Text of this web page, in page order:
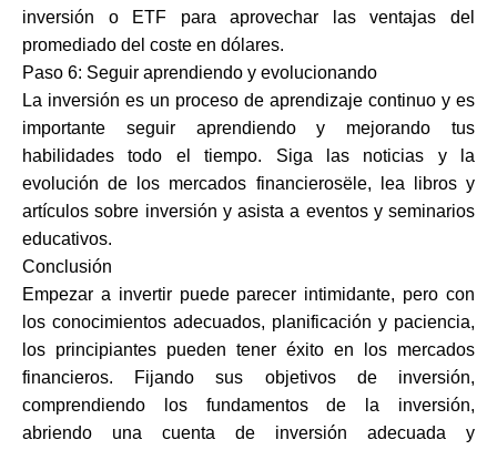
inversión o ETF para aprovechar las ventajas del
promediado del coste en dólares.
Paso 6: Seguir aprendiendo y evolucionando
La inversión es un proceso de aprendizaje continuo y es
importante seguir aprendiendo y mejorando tus
habilidades todo el tiempo. Siga las noticias y la
evolución de los mercados financierosële, lea libros y
artículos sobre inversión y asista a eventos y seminarios
educativos.
Conclusión
Empezar a invertir puede parecer intimidante, pero con
los conocimientos adecuados, planificación y paciencia,
los principiantes pueden tener éxito en los mercados
financieros. Fijando sus objetivos de inversión,
comprendiendo los fundamentos de la inversión,
abriendo una cuenta de inversión adecuada y